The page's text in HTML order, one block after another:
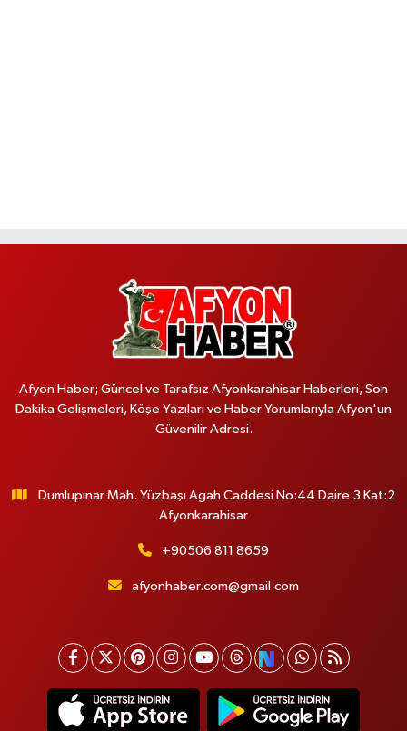
Afyon Haber; Güncel ve Tarafsız Afyonkarahisar Haberleri, Son
Dakika Gelişmeleri, Köşe Yazıları ve Haber Yorumlarıyla Afyon'un
Güvenilir Adresi.
Dumlupınar Mah. Yüzbaşı Agah Caddesi No:44 Daire:3 Kat:2
Afyonkarahisar
+90506 811 8659
afyonhaber.com@gmail.com